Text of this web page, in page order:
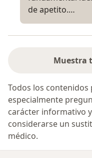
de apetito.…
Muestra
Todos los
especialmente
carácter informativo
considerarse un
médico.